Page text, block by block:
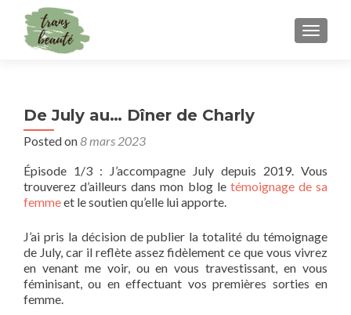
De July au… Dîner de Charly
Posted on8 mars 2023
Épisode 1/3 : J’accompagne July depuis 2019. Vous
trouverez d’ailleurs dans mon blog le témoignage de sa
femmeet le soutien qu’elle lui apporte.
J’ai pris la décision de publier la totalité du témoignage
de July, car il reflète assez fidèlement ce que vous vivrez
en venant me voir, ou en vous travestissant, en vous
féminisant, ou en effectuant vos premières sorties en
femme.